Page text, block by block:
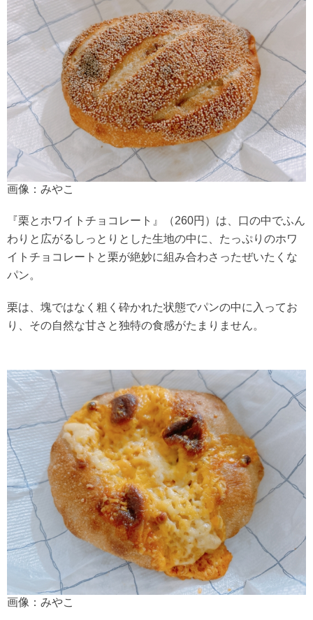
画像：みやこ
『栗とホワイトチョコレート』（260円）は、口の中でふん
わりと広がるしっとりとした生地の中に、たっぷりのホワ
イトチョコレートと栗が絶妙に組み合わさったぜいたくな
パン。
栗は、塊ではなく粗く砕かれた状態でパンの中に入ってお
り、その自然な甘さと独特の食感がたまりません。
画像：みやこ